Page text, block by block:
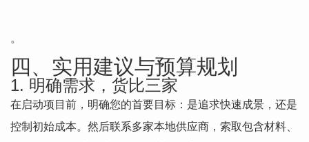
。
四、实用建议与预算规划
1. 明确需求，货比三家
在启动项目前，明确您的首要目标：是追求快速成景，还是
控制初始成本。然后联系多家本地供应商，索取包含材料、